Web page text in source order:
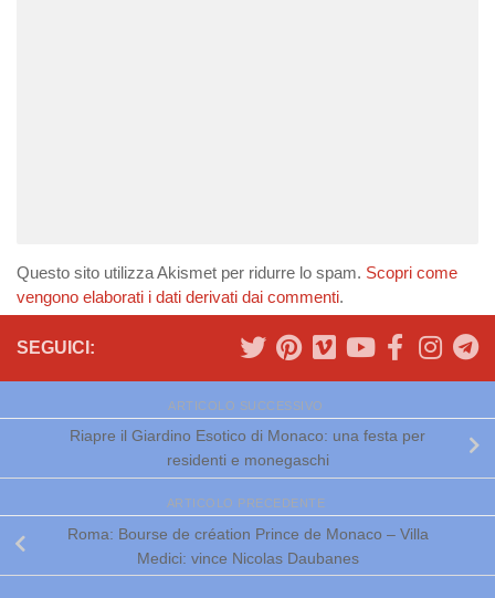
Questo sito utilizza Akismet per ridurre lo spam. Scopri come
vengono elaborati i dati derivati dai commenti.
SEGUICI:
ARTICOLO SUCCESSIVO
Riapre il Giardino Esotico di Monaco: una festa per
residenti e monegaschi
ARTICOLO PRECEDENTE
Roma: Bourse de création Prince de Monaco – Villa
Medici: vince Nicolas Daubanes